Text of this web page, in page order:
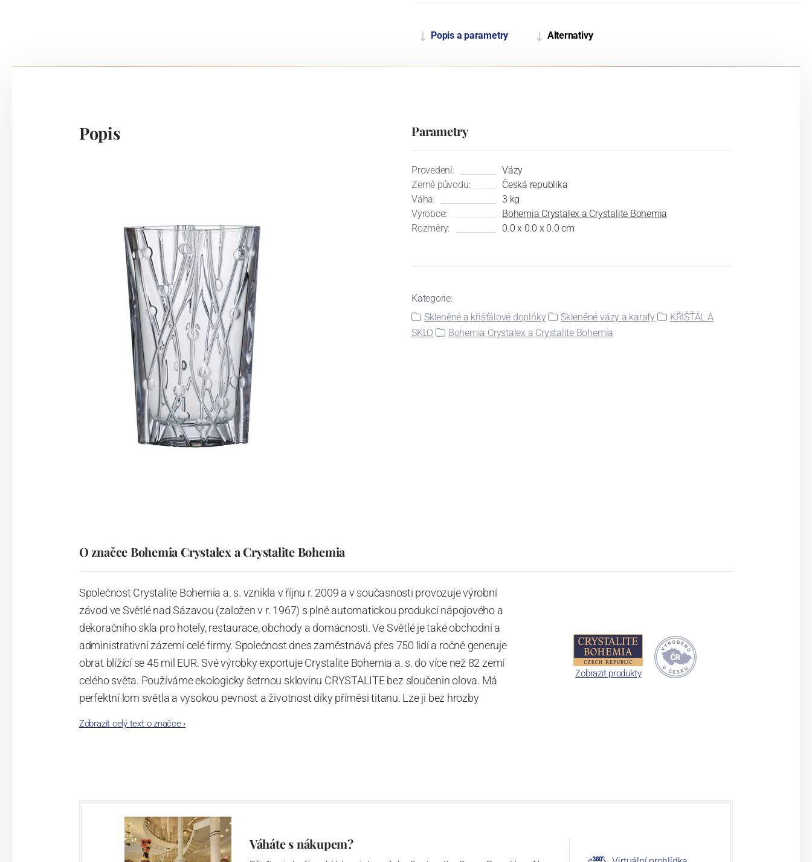
Popis a parametry Alternativy
Popis Parametry
Provedení:
Vázy
Země původu:
Česká republika
Váha:
3 kg
Výrobce:
Bohemia Crystalex a Crystalite Bohemia
Rozměry:
0.0 x 0.0 x 0.0 cm
Kategorie:
Skleněné a křišťálové doplňky
Skleněné vázy a karafy
KŘIŠŤÁL A
SKLO
Bohemia Crystalex a Crystalite Bohemia
O značce Bohemia Crystalex a Crystalite Bohemia
Společnost Crystalite Bohemia a. s. vznikla v říjnu r. 2009 a v současnosti provozuje výrobní
závod ve Světlé nad Sázavou (založen v r. 1967) s plně automatickou produkcí nápojového a
dekoračního skla pro hotely, restaurace, obchody a domácnosti. Ve Světlé je také obchodní a
administrativní zázemí celé firmy. Společnost dnes zaměstnává přes 750 lidí a ročně generuje
obrat blížící se 45 mil EUR. Své výrobky exportuje Crystalite Bohemia a. s. do více než 82 zemí
celého světa. Používáme ekologicky šetrnou sklovinu CRYSTALITE bez sloučenin olova. Má
perfektní lom světla a vysokou pevnost a životnost díky příměsi titanu. Lze ji bez hrozby
výrobu předmětů o velikosti do 45 cm, s maximální hmotností do 5 kg. V r. 2008 byla výroba
v továrně pod značkou Sklo Bohemia a.s. kvůli špatné finanční situaci zastavena. Znovuotevření
Zobrazit celý text o značce›
Zobrazit produkty
Váháte s nákupem?